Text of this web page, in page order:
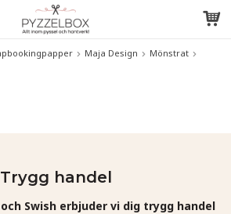
Maja Design
Mönstrat
Trygg handel
Swish erbjuder vi dig trygg handel